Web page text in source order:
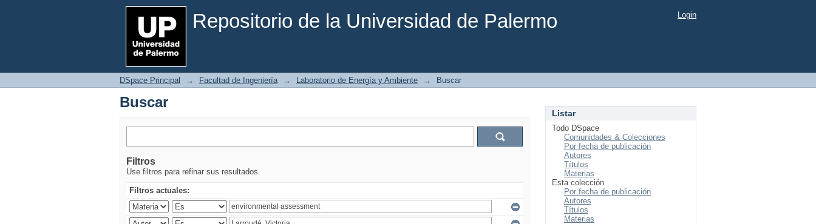
Repositorio de la Universidad de Palermo
Buscar Login
DSpace Principal → Facultad de Ingeniería → Laboratorio de Energía y Ambiente → Buscar
Buscar
Filtros
Use filtros para refinar sus resultados.
Filtros actuales:
Listar
Todo DSpace
Comunidades & Colecciones
Por fecha de publicación
Autores
Títulos
Materias
Esta colección
Por fecha de publicación
Autores
Títulos
Materias